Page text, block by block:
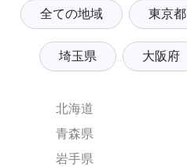
全ての地域 東京都
埼玉県 大阪府
北海道
青森県
岩手県